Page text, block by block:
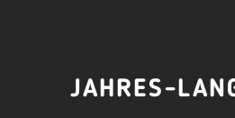
JAHRES-